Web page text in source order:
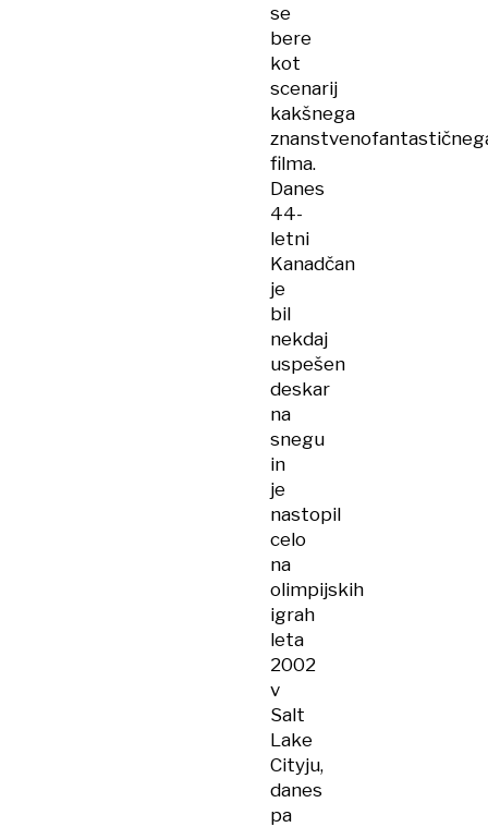
se
bere
kot
scenarij
kakšnega
filma.
Danes
44-
letni
Kanadčan
je
bil
nekdaj
uspešen
deskar
na
snegu
in
je
nastopil
celo
na
olimpijskih
igrah
leta
2002
v
Salt
Lake
Cityju,
danes
pa